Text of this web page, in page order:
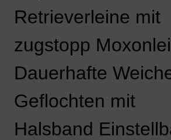
Retrieverleine mit
zugstopp
Dauerhafte
Geflochten mit
Halsband